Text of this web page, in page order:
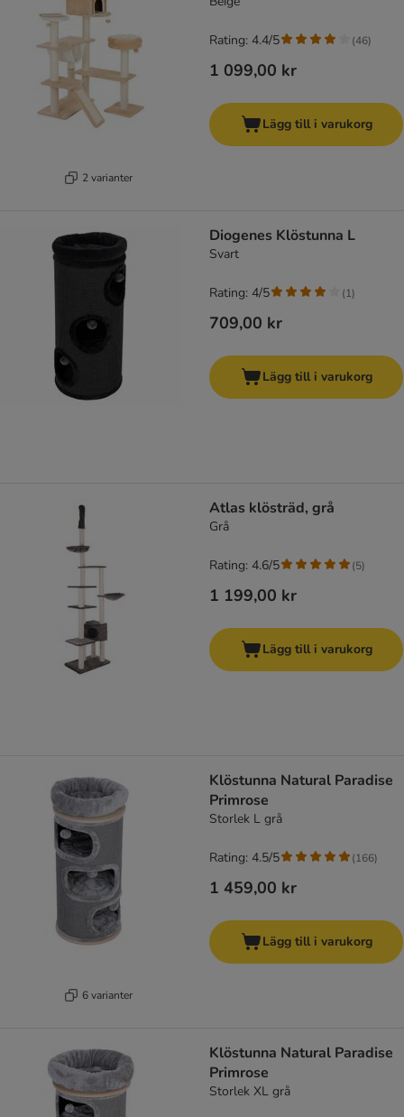
2 varianter
1 099,00 kr
Rating: 4.4/5 (46)
Lägg till i varukorg
Diogenes Klöstunna L
Svart
709,00 kr
Rating: 4/5 (1)
Lägg till i varukorg
Atlas klösträd, grå
Grå
1 199,00 kr
Rating: 4.6/5 (5)
Lägg till i varukorg
6 varianter
Klöstunna Natural Paradise
Primrose
Storlek L grå
1 459,00 kr
Rating: 4.5/5 (166)
Lägg till i varukorg
Klöstunna Natural Paradise
Primrose
Storlek XL grå